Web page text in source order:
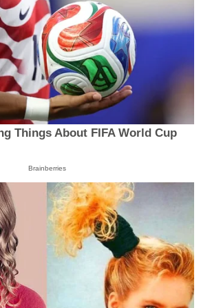
Things About FIFA World Cup
Brainberries